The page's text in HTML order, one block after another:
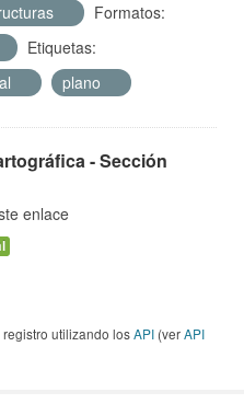
Formatos:
Etiquetas:
plano
- Sección
enlace
utilizando losAPI (verAPI